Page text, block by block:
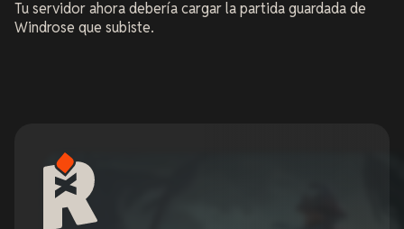
Tu servidor ahora debería cargar la partida guardada de
Windrose que subiste.